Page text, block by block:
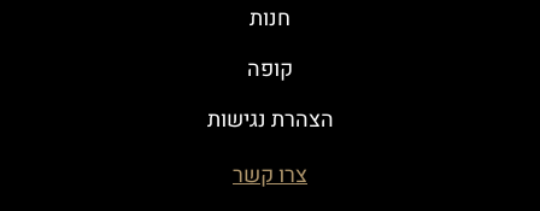
חנות
קופה
הצהרת נגישות
צרו קשר